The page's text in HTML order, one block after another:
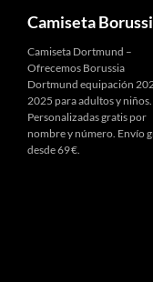
Camiseta
Camiseta Dortmund –
Ofrecemos Borussia
Dortmund equipación
2025 para adultos y niños.
Personalizadas gratis por
nombre y número. Envío
desde 69 €.